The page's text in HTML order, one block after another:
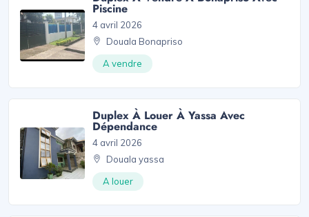
Piscine
4 avril 2026
Douala Bonapriso
A vendre
Duplex À Louer À Yassa Avec
Dépendance
4 avril 2026
Douala yassa
A louer